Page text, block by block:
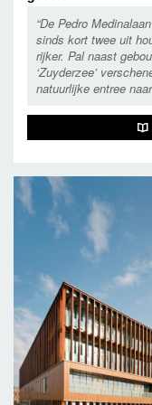
“De Pedro
sinds kort twee uit
rijker. Pal naast
‘Zuyderzee’
natuurlijke entree